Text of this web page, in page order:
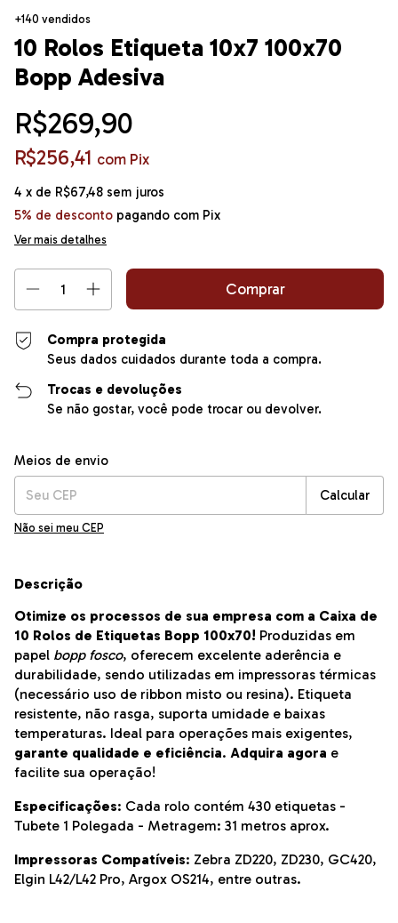
+140 vendidos
10 Rolos Etiqueta 10x7 100x70
Bopp Adesiva
R$269,90
R$256,41 com Pix
4 x de R$67,48 sem juros
5% de desconto pagando com Pix
Ver mais detalhes
Compra protegida
Seus dados cuidados durante toda a compra.
Trocas e devoluções
Se não gostar, você pode trocar ou devolver.
Entregas para o CEP:
Meios de envio
Calcular
Não sei meu CEP
Descrição
Otimize os processos de sua empresa com a Caixa de
10 Rolos de Etiquetas Bopp 100x70! Produzidas em
papel bopp fosco, oferecem excelente aderência e
durabilidade, sendo utilizadas em impressoras térmicas
(necessário uso de ribbon misto ou resina). Etiqueta
resistente, não rasga, suporta umidade e baixas
temperaturas. Ideal para operações mais exigentes,
garante qualidade e eficiência. Adquira agora e
facilite sua operação!
Especificações: Cada rolo contém 430 etiquetas -
Tubete 1 Polegada - Metragem: 31 metros aprox.
Impressoras Compatíveis: Zebra ZD220, ZD230, GC420,
Elgin L42/L42 Pro, Argox OS214, entre outras.